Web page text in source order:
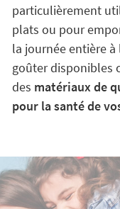
particulièrement
plats ou pour
la journée entière
goûter disponibles
des matériaux de
pour la santé de